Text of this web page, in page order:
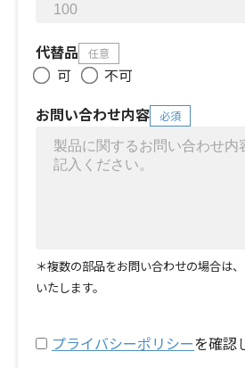
代替品 任意
可
不可
お問い合わせ内容
必須
＊複数の部品をお問い合わせの場合は
いたします。
プライバシーポリシーを確認